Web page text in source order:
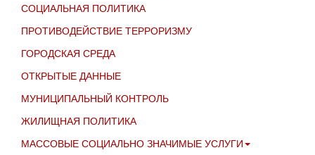
СОЦИАЛЬНАЯ ПОЛИТИКА
ПРОТИВОДЕЙСТВИЕ ТЕРРОРИЗМУ
ГОРОДСКАЯ СРЕДА
ОТКРЫТЫЕ ДАННЫЕ
МУНИЦИПАЛЬНЫЙ КОНТРОЛЬ
ЖИЛИЩНАЯ ПОЛИТИКА
МАССОВЫЕ СОЦИАЛЬНО ЗНАЧИМЫЕ УСЛУГИ